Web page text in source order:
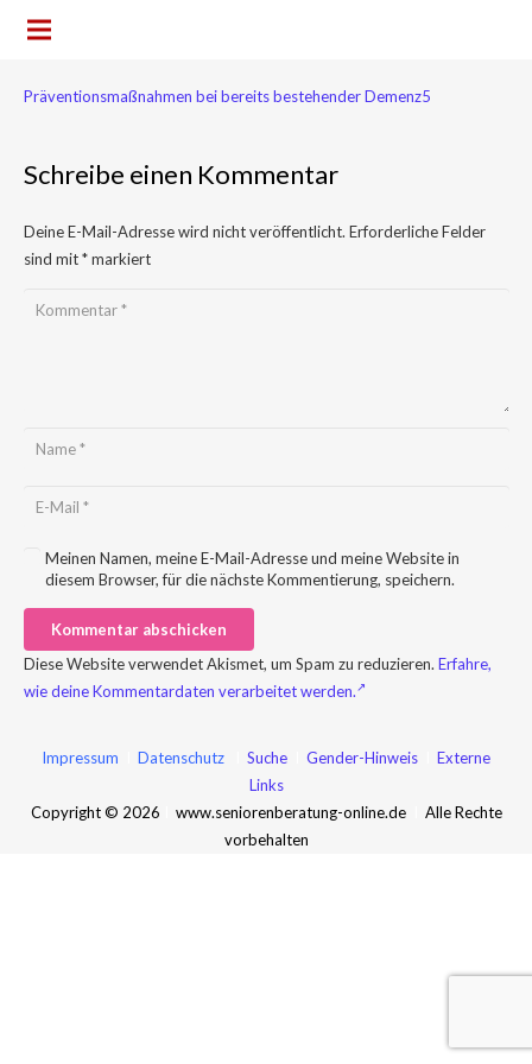
Präventionsmaßnahmen bei bereits bestehender Demenz5
Schreibe einen Kommentar
Deine E-Mail-Adresse wird nicht veröffentlicht. Erforderliche Felder
sind mit*markiert
Meinen Namen, meine E-Mail-Adresse und meine Website in
diesem Browser, für die nächste Kommentierung, speichern.
Kommentar abschicken
Diese Website verwendet Akismet, um Spam zu reduzieren. Erfahre,
wie deine Kommentardaten verarbeitet werden.
Impressum Datenschutz Suche Gender-Hinweis
Externe
Links
Copyright © 2026
www.seniorenberatung-online.de
Alle Rechte
vorbehalten